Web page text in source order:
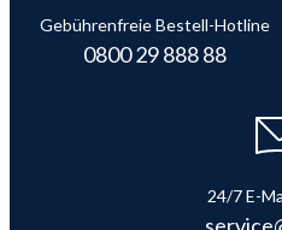
Gebührenfreie Bestell-Hotline
0800 29 888 88
24/7 E-